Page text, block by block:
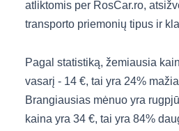
atliktomis per RosCar.ro,
transporto priemonių tipus ir
Pagal statistiką, žemiausia
vasarį - 14 €, tai yra 24%
Brangiausias mėnuo yra
kaina yra 34 €, tai yra 84%